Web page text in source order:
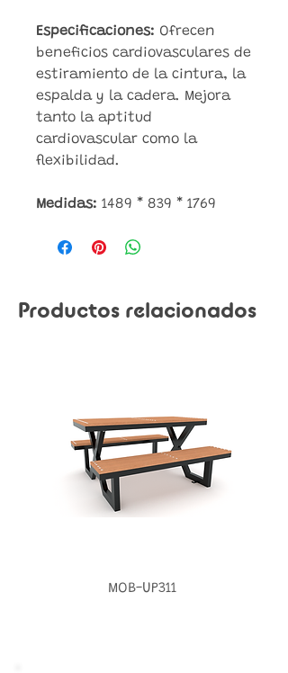
Especificaciones: Ofrecen
beneficios cardiovasculares de
estiramiento de la cintura, la
espalda y la cadera. Mejora
tanto la aptitud
cardiovascular como la
flexibilidad.
Medidas: 1489 * 839 * 1769
Productos relacionados
MOB-UP311